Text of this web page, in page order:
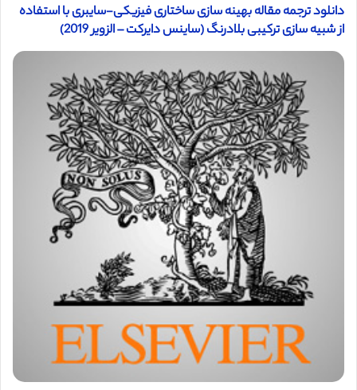
دانلود ترجمه مقاله بهینه سازی ساختاری فیزیکی-سایبری با استفاده
از شبیه سازی ترکیبی بلادرنگ (ساینس دایرکت – الزویر 2019)